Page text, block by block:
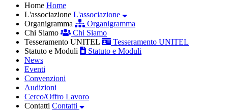
Home Home
L'associazione L'associazione
Organigramma
Organigramma
Chi Siamo
Chi Siamo
Tesseramento UNITEL
Tesseramento UNITEL
Statuto e Moduli
Statuto e Moduli
News
Eventi
Convenzioni
Audizioni
Cerco/Offro Lavoro
Contatti Contatti